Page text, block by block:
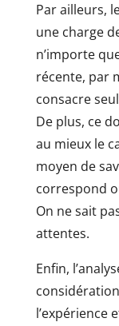
Par ailleurs,
une charge
n’importe
récente, par
consacre
De plus, ce
au mieux le
moyen de
correspond
On ne sait
attentes.
Enfin,
l’expérience